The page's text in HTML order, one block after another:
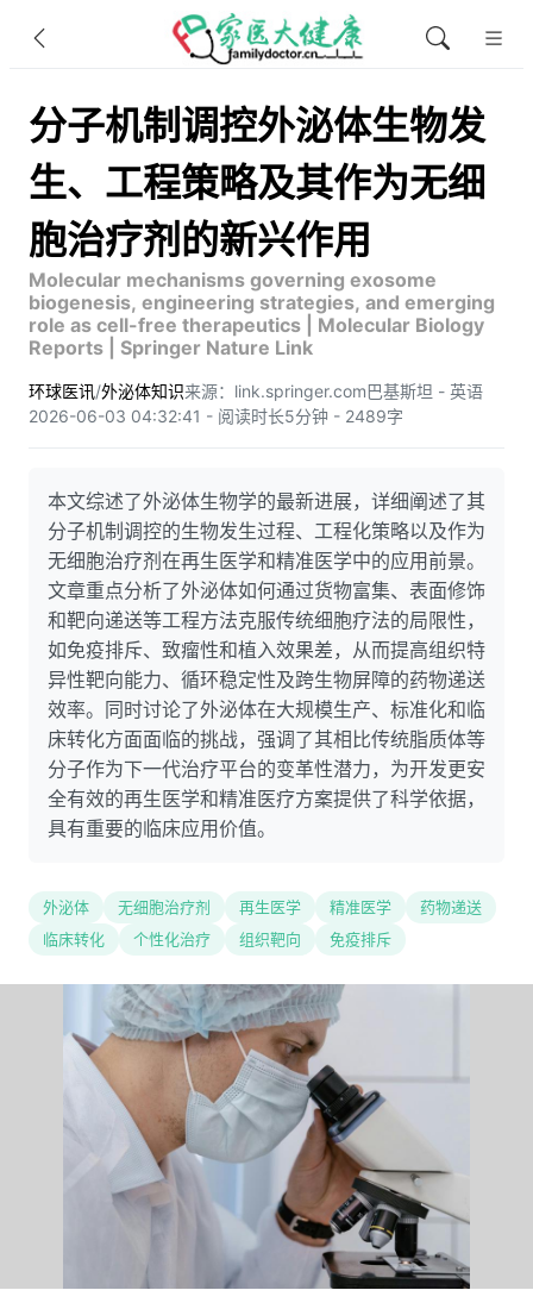
分子机制调控外泌体生物发
生、工程策略及其作为无细
胞治疗剂的新兴作用
Molecular mechanisms governing exosome
biogenesis, engineering strategies, and emerging
role as cell-free therapeutics | Molecular Biology
Reports | Springer Nature Link
环球医讯/外泌体知识来源：link.springer.com巴基斯坦 - 英语
2026-06-03 04:32:41 - 阅读时长5分钟 - 2489字
本文综述了外泌体生物学的最新进展，详细阐述了其
分子机制调控的生物发生过程、工程化策略以及作为
无细胞治疗剂在再生医学和精准医学中的应用前景。
文章重点分析了外泌体如何通过货物富集、表面修饰
和靶向递送等工程方法克服传统细胞疗法的局限性，
如免疫排斥、致瘤性和植入效果差，从而提高组织特
异性靶向能力、循环稳定性及跨生物屏障的药物递送
效率。同时讨论了外泌体在大规模生产、标准化和临
床转化方面面临的挑战，强调了其相比传统脂质体等
分子作为下一代治疗平台的变革性潜力，为开发更安
全有效的再生医学和精准医疗方案提供了科学依据，
具有重要的临床应用价值。
外泌体 无细胞治疗剂 再生医学 精准医学
药物递送
临床转化
个性化治疗 组织靶向 免疫排斥